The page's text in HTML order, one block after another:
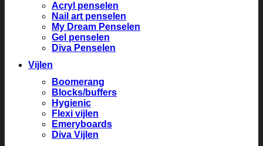
Acryl penselen
Nail art penselen
My Dream Penselen
Gel penselen
Diva Penselen
Vijlen
Boomerang
Blocks/buffers
Hygienic
Flexi vijlen
Emeryboards
Diva Vijlen